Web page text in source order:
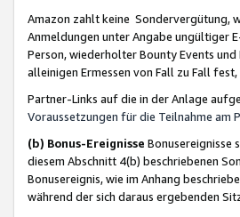
Amazon zahlt keine Sondervergütung,
Anmeldungen unter Angabe ungültiger
Person, wiederholter Bounty Events
alleinigen Ermessen von Fall zu Fall
Partner-Links auf die in der Anlage
Voraussetzungen für die Teilnahme am
(b) Bonus-Ereignisse Bonusereignisse
diesem Abschnitt 4(b) beschriebenen
Bonusereignis, wie im Anhang
während der sich daraus ergebenden